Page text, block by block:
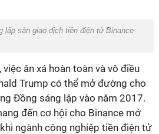
lập sàn giao dịch tiền điện tử Binance
ân xá hoàn toàn và vô điều
Trump có thể mở đường cho
Đồng sáng lập vào năm 2017.
đến cơ hội cho Binance mở
ngành công nghiệp tiền điện tử